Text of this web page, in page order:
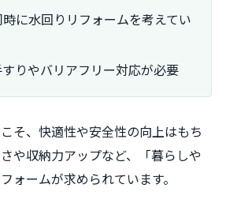
に水回りリフォームを考えてい
りやバリアフリー対応が必要
そ、快適性や安全性の向上はもち
や収納力アップなど、「暮らしや
ォームが求められています。